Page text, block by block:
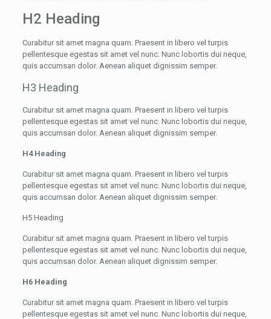
H2 Heading
Curabitur sit amet magna quam. Praesent in libero vel turpis
pellentesque egestas sit amet vel nunc. Nunc lobortis dui neque,
quis accumsan dolor. Aenean aliquet dignissim semper.
H3 Heading
Curabitur sit amet magna quam. Praesent in libero vel turpis
pellentesque egestas sit amet vel nunc. Nunc lobortis dui neque,
quis accumsan dolor. Aenean aliquet dignissim semper.
H4 Heading
Curabitur sit amet magna quam. Praesent in libero vel turpis
pellentesque egestas sit amet vel nunc. Nunc lobortis dui neque,
quis accumsan dolor. Aenean aliquet dignissim semper.
H5 Heading
Curabitur sit amet magna quam. Praesent in libero vel turpis
pellentesque egestas sit amet vel nunc. Nunc lobortis dui neque,
quis accumsan dolor. Aenean aliquet dignissim semper.
H6 Heading
Curabitur sit amet magna quam. Praesent in libero vel turpis
pellentesque egestas sit amet vel nunc. Nunc lobortis dui neque,